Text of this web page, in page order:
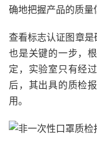
确地把握产品的质量
查看标志认证图章是
也是关键的一步，
定，实验室只有经
后，其出具的质检
用。